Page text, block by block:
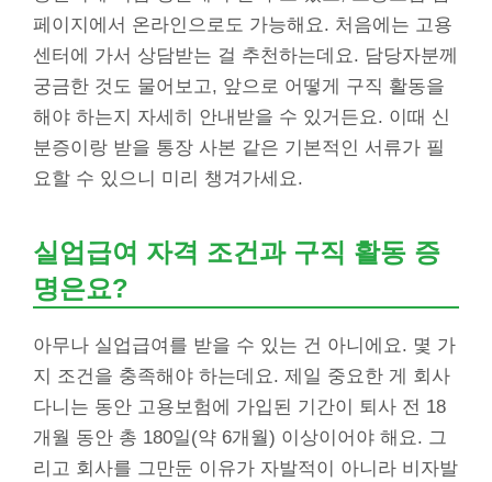
페이지에서 온라인으로도 가능해요. 처음에는 고용
센터에 가서 상담받는 걸 추천하는데요. 담당자분께
궁금한 것도 물어보고, 앞으로 어떻게 구직 활동을
해야 하는지 자세히 안내받을 수 있거든요. 이때 신
분증이랑 받을 통장 사본 같은 기본적인 서류가 필
요할 수 있으니 미리 챙겨가세요.
실업급여 자격 조건과 구직 활동 증
명은요?
아무나 실업급여를 받을 수 있는 건 아니에요. 몇 가
지 조건을 충족해야 하는데요. 제일 중요한 게 회사
다니는 동안 고용보험에 가입된 기간이 퇴사 전 18
개월 동안 총 180일(약 6개월) 이상이어야 해요. 그
리고 회사를 그만둔 이유가 자발적이 아니라 비자발